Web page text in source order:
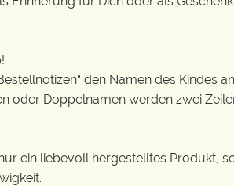
den Namen des Kindes
oder Doppelnamen werden zwei
ein liebevoll hergestelltes Produkt,